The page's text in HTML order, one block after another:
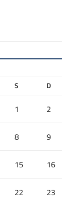
S D
1 2
8 9
15 16
22 23